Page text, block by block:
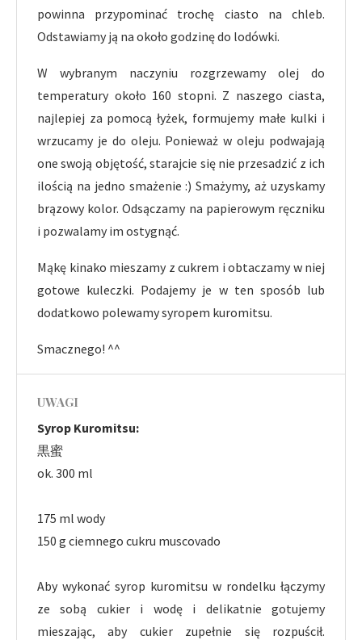
powinna przypominać trochę ciasto na chleb.
Odstawiamy ją na około godzinę do lodówki.
W wybranym naczyniu rozgrzewamy olej do
temperatury około 160 stopni. Z naszego ciasta,
najlepiej za pomocą łyżek, formujemy małe kulki i
wrzucamy je do oleju. Ponieważ w oleju podwajają
one swoją objętość, starajcie się nie przesadzić z ich
ilością na jedno smażenie :) Smażymy, aż uzyskamy
brązowy kolor. Odsączamy na papierowym ręczniku
i pozwalamy im ostygnąć.
Mąkę kinako mieszamy z cukrem i obtaczamy w niej
gotowe kuleczki. Podajemy je w ten sposób lub
dodatkowo polewamy syropem kuromitsu.
Smacznego! ^^
UWAGI
Syrop Kuromitsu:
黒蜜
ok. 300 ml
175 ml wody
150 g ciemnego cukru muscovado
Aby wykonać syrop kuromitsu w rondelku łączymy
ze sobą cukier i wodę i delikatnie gotujemy
mieszając, aby cukier zupełnie się rozpuścił.